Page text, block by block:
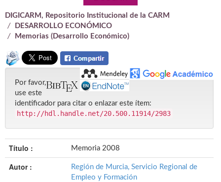
DIGICARM, Repositorio Institucional de la CARM
DESARROLLO ECONÓMICO
Memorias (Desarrollo Económico)
Por favor,
use este
identificador para citar o enlazar este ítem:
http://hdl.handle.net/20.500.11914/2983
Título : Memoria 2008
Autor :
Región de Murcia, Servicio Regional de
Empleo y Formación